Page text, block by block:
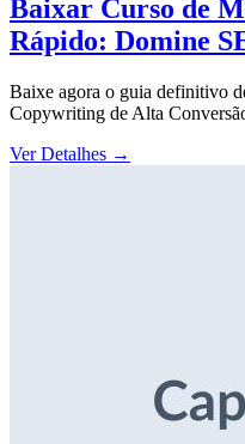
Baixar Curso de
Rápido: Domine
Baixe agora o guia definitivo
Copywriting de Alta
Ver Detalhes →